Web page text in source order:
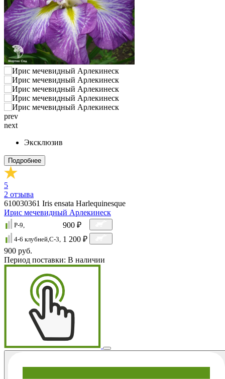
prev
next
Эксклюзив
Подробнее
5
2 отзыва
610030361 Iris ensata Harlequinesque
Ирис мечевидный Арлекинеск
P-9, 900 ₽
4-6 клубней,C-3, 1 200 ₽
900 руб.
Период поставки: В наличии